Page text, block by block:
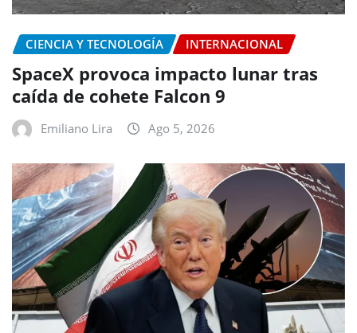
CIENCIA Y TECNOLOGÍA INTERNACIONAL
SpaceX provoca impacto lunar tras
caída de cohete Falcon 9
Emiliano Lira Ago 5, 2026